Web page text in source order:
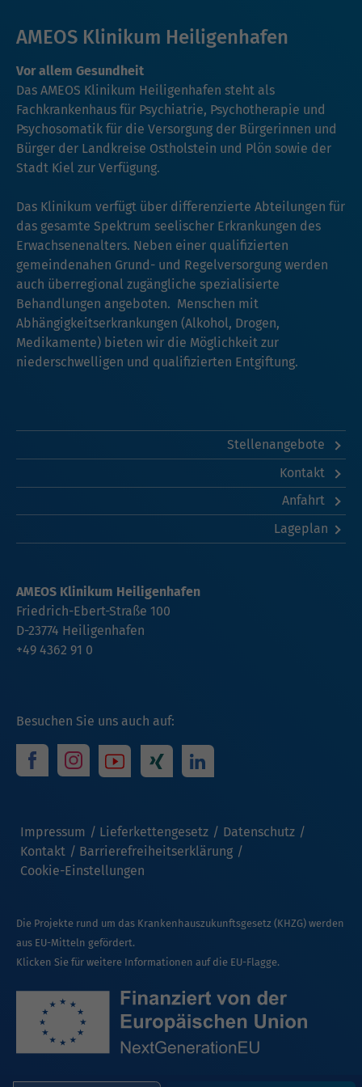
AMEOS Klinikum Heiligenhafen
Vor allem Gesundheit
Das AMEOS Klinikum Heiligenhafen steht als
Fachkrankenhaus für Psychiatrie, Psychotherapie und
Psychosomatik für die Versorgung der Bürgerinnen und
Bürger der Landkreise Ostholstein und Plön sowie der
Stadt Kiel zur Verfügung.
Das Klinikum verfügt über differenzierte Abteilungen für
das gesamte Spektrum seelischer Erkrankungen des
Erwachsenenalters. Neben einer qualifizierten
gemeindenahen Grund- und Regelversorgung werden
auch überregional zugängliche spezialisierte
Behandlungen angeboten. Menschen mit
Abhängigkeitserkrankungen (Alkohol, Drogen,
Medikamente) bieten wir die Möglichkeit zur
niederschwelligen und qualifizierten Entgiftung.
Stellenangebote
Kontakt
Anfahrt
Lageplan
Besuchen Sie uns auch auf:
Impressum Lieferkettengesetz
Datenschutz
Kontakt
Barrierefreiheitserklärung
Cookie-Einstellungen
AMEOS Klinikum Heiligenhafen
Friedrich-Ebert-Straße 100
D-23774 Heiligenhafen
+49 4362 91 0
Die Projekte rund um das Krankenhauszukunftsgesetz (KHZG) werden
aus EU-Mitteln gefördert.
Klicken Sie für weitere Informationen auf die EU-Flagge.